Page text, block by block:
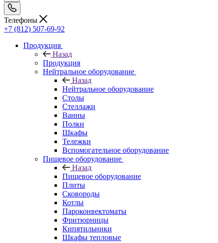
Телефоны
+7 (812) 507-69-92
Продукция
Назад
Продукция
Нейтральное оборудование
Назад
Нейтральное оборудование
Столы
Стеллажи
Ванны
Полки
Шкафы
Тележки
Вспомогательное оборудование
Пищевое оборудование
Назад
Пищевое оборудование
Плиты
Сковороды
Котлы
Пароконвектоматы
Фритюрницы
Кипятильники
Шкафы тепловые